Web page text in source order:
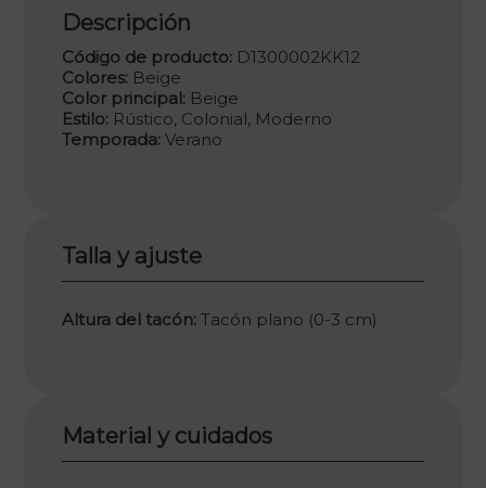
Descripción
Código de producto: D1300002KK12
Colores: Beige
Color principal: Beige
Estilo: Rústico, Colonial, Moderno
Temporada: Verano
Talla y ajuste
Altura del tacón: Tacón plano (0-3 cm)
Material y cuidados